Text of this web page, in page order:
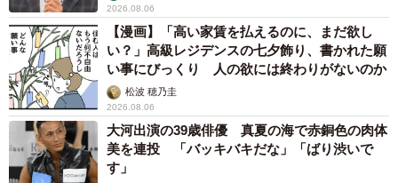
2026.08.06
【漫画】「高い家賃を払えるのに、まだ欲し
い？」高級レジデンスの七夕飾り、書かれた願
い事にびっくり 人の欲には終わりがないのか
松波 穂乃圭
2026.08.06
大河出演の39歳俳優 真夏の海で赤銅色の肉体
美を連投 「バッキバキだな」「ばり渋いで
す」